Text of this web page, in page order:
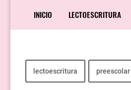
INICIO LECTOESCRITURA
lectoescritura preescolar